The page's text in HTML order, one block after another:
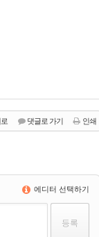
댓글로 가기 인쇄
에디터 선택하기